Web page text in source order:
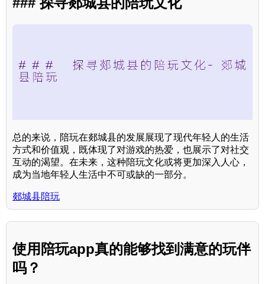
总的来说，陪玩在郯城县的发展展现了现代年轻人的生活
方式和价值观，既体现了对游戏的热爱，也展示了对社交
互动的渴望。在未来，这种陪玩文化或将更加深入人心，
成为当地年轻人生活中不可或缺的一部分。
郯城县陪玩
使用陪玩app真的能够找到满意的玩伴
吗？